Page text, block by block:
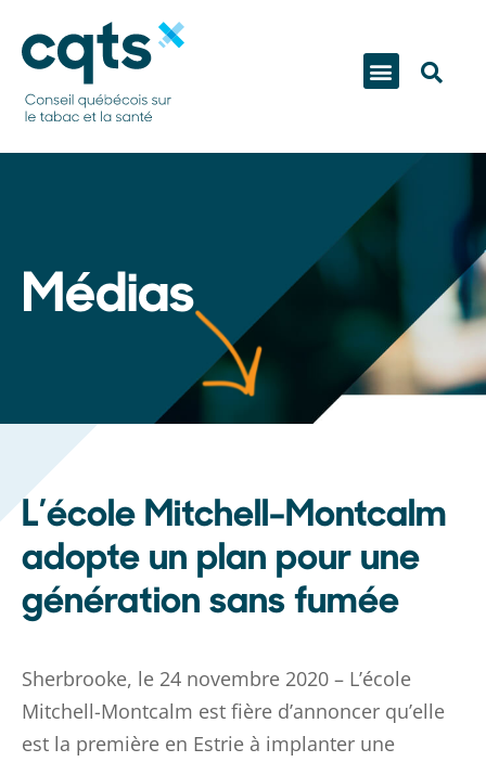
Médias
L’école Mitchell-Montcalm
adopte un plan pour une
génération sans fumée
Sherbrooke, le 24 novembre 2020 – L’école
Mitchell-Montcalm est fière d’annoncer qu’elle
est la première en Estrie à implanter une